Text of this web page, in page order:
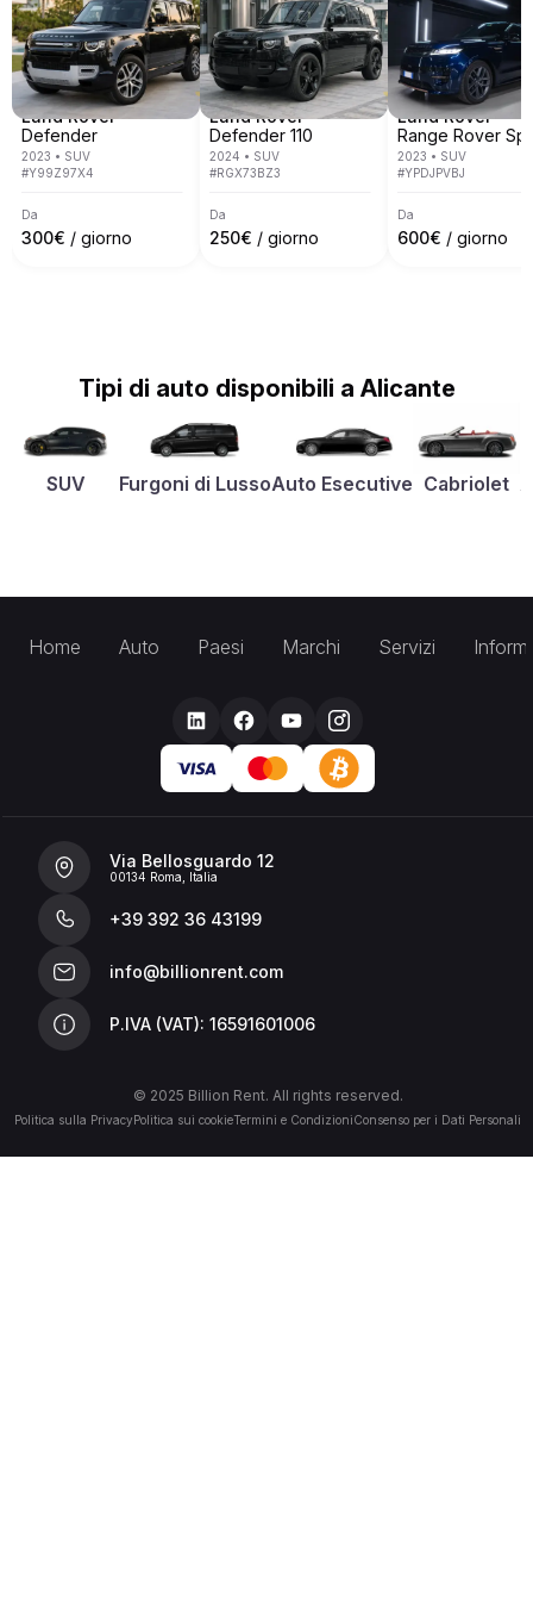
Land Rover
Defender
2023 • SUV
#Y99Z97X4
Da
300€ / giorno
Land Rover
Defender 110
2024 • SUV
#RGX73BZ3
Da
250€ / giorno
Land Rover
Range Rover
2023 • SUV
#YPDJPVBJ
Da
600€ / giorno
Tipi di auto disponibili a Alicante
SUV Furgoni di LussoAuto Esecutive Cabriolet
Home Auto Paesi Marchi Servizi
Via Bellosguardo 12
00134 Roma, Italia
+39 392 36 43199
info@billionrent.com
P.IVA (VAT): 16591601006
© 2025 Billion Rent. All rights reserved.
Politica sulla PrivacyPolitica sui cookieTermini e CondizioniConsenso per i Dati Personali